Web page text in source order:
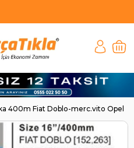
400m Fiat Doblo-merc.vito Opel |